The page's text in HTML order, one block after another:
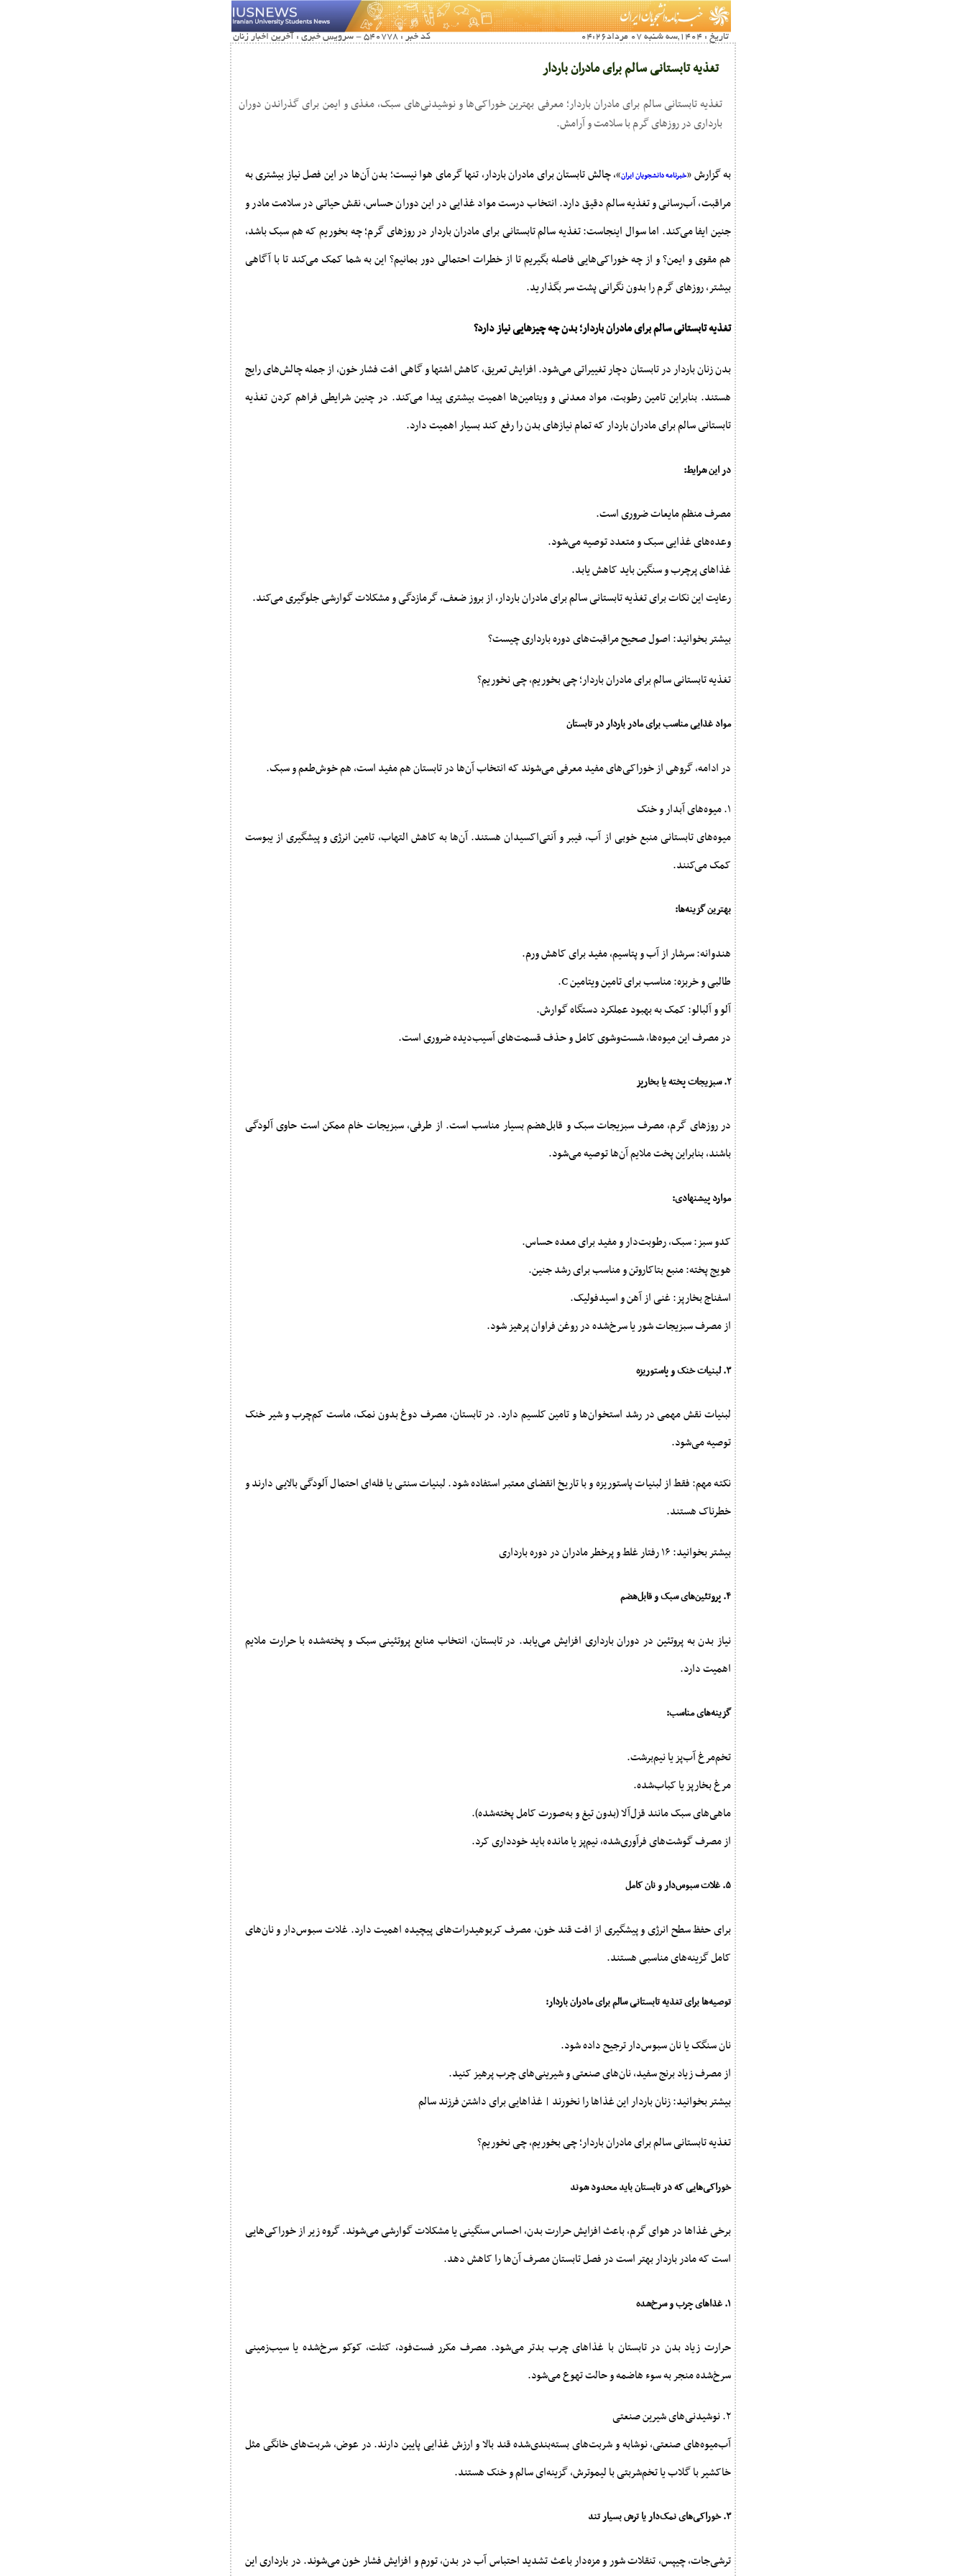
تاریخ : 1404,سه شنبه 07 مرداد04:26 کد خبر : 540778 - سرویس خبری : آخرین اخبار زنان
تغذیه تابستانی سالم برای مادران باردار
تغذیه تابستانی سالم برای مادران باردار؛ معرفی بهترین خوراکی‌ها و نوشیدنی‌های سبک، مغذی و ایمن برای گذراندن دوران
بارداری در روزهای گرم با سلامت و آرامش.
به گزارش «خبرنامه دانشجویان ایران»، چالش تابستان برای مادران باردار، تنها گرمای هوا نیست؛ بدن آن‌ها در این فصل نیاز بیشتری به
مراقبت، آب‌رسانی و تغذیه سالم دقیق دارد. انتخاب درست مواد غذایی در این دوران حساس، نقش حیاتی در سلامت مادر و
جنین ایفا می‌کند. اما سوال اینجاست: تغذیه سالم تابستانی برای مادران باردار در روزهای گرم؛ چه بخوریم که هم سبک باشد،
هم مقوی و ایمن؟ و از چه خوراکی‌هایی فاصله بگیریم تا از خطرات احتمالی دور بمانیم؟ این به شما کمک می‌کند تا با آگاهی
بیشتر، روزهای گرم را بدون نگرانی پشت سر بگذارید.
تغذیه تابستانی سالم برای مادران باردار؛ بدن چه چیزهایی نیاز دارد؟
بدن زنان باردار در تابستان دچار تغییراتی می‌شود. افزایش تعریق، کاهش اشتها و گاهی افت فشار خون، از جمله چالش‌های رایج
هستند. بنابراین تامین رطوبت، مواد معدنی و ویتامین‌ها اهمیت بیشتری پیدا می‌کند. در چنین شرایطی فراهم کردن تغذیه
تابستانی سالم برای مادران باردار که تمام نیازهای بدن را رفع کند بسیار اهمیت دارد.
در این شرایط:
مصرف منظم مایعات ضروری است.
وعده‌های غذایی سبک و متعدد توصیه می‌شود.
غذاهای پرچرب و سنگین باید کاهش یابد.
رعایت این نکات برای تغذیه تابستانی سالم برای مادران باردار، از بروز ضعف، گرمازدگی و مشکلات گوارشی جلوگیری می‌کند.
بیشتر بخوانید: اصول صحیح مراقبت‌های دوره‌ بارداری چیست؟
تغذیه تابستانی سالم برای مادران باردار؛ چی بخوریم، چی نخوریم؟
مواد غذایی مناسب برای مادر باردار در تابستان
در ادامه، گروهی از خوراکی‌های مفید معرفی می‌شوند که انتخاب آن‌ها در تابستان هم مفید است، هم خوش‌طعم و سبک.
۱. میوه‌های آبدار و خنک
میوه‌های تابستانی منبع خوبی از آب، فیبر و آنتی‌اکسیدان هستند. آن‌ها به کاهش التهاب، تامین انرژی و پیشگیری از یبوست
کمک می‌کنند.
بهترین گزینه‌ها:
هندوانه: سرشار از آب و پتاسیم، مفید برای کاهش ورم.
طالبی و خربزه: مناسب برای تامین ویتامین C.
آلو و آلبالو: کمک به بهبود عملکرد دستگاه گوارش.
در مصرف این میوه‌ها، شست‌وشوی کامل و حذف قسمت‌های آسیب‌دیده ضروری است.
۲. سبزیجات پخته یا بخارپز
در روزهای گرم، مصرف سبزیجات سبک و قابل‌هضم بسیار مناسب است. از طرفی، سبزیجات خام ممکن است حاوی آلودگی
باشند، بنابراین پخت ملایم آن‌ها توصیه می‌شود.
موارد پیشنهادی:
کدو سبز: سبک، رطوبت‌دار و مفید برای معده حساس.
هویج پخته: منبع بتاکاروتن و مناسب برای رشد جنین.
اسفناج بخارپز: غنی از آهن و اسیدفولیک.
از مصرف سبزیجات شور یا سرخ‌شده در روغن فراوان پرهیز شود.
۳. لبنیات خنک و پاستوریزه
لبنیات نقش مهمی در رشد استخوان‌ها و تامین کلسیم دارد. در تابستان، مصرف دوغ بدون نمک، ماست کم‌چرب و شیر خنک
توصیه می‌شود.
نکته مهم: فقط از لبنیات پاستوریزه و با تاریخ انقضای معتبر استفاده شود. لبنیات سنتی یا فله‌ای احتمال آلودگی بالایی دارند و
خطرناک هستند.
بیشتر بخوانید: ۱۶ رفتار غلط و پرخطر مادران در دوره بارداری
۴. پروتئین‌های سبک و قابل‌هضم
نیاز بدن به پروتئین در دوران بارداری افزایش می‌یابد. در تابستان، انتخاب منابع پروتئینی سبک و پخته‌شده با حرارت ملایم
اهمیت دارد.
گزینه‌های مناسب:
تخم‌مرغ آب‌پز یا نیم‌برشت.
مرغ بخارپز یا کباب‌شده.
ماهی‌های سبک مانند قزل‌آلا (بدون تیغ و به‌صورت کامل پخته‌شده).
از مصرف گوشت‌های فرآوری‌شده، نیم‌پز یا مانده باید خودداری کرد.
۵. غلات سبوس‌دار و نان کامل
برای حفظ سطح انرژی و پیشگیری از افت قند خون، مصرف کربوهیدرات‌های پیچیده اهمیت دارد. غلات سبوس‌دار و نان‌های
کامل گزینه‌های مناسبی هستند.
توصیه‌ها برای تغذیه تابستانی سالم برای مادران باردار:
نان سنگک یا نان سبوس‌دار ترجیح داده شود.
از مصرف زیاد برنج سفید، نان‌های صنعتی و شیرینی‌های چرب پرهیز کنید.
بیشتر بخوانید: زنان باردار این غذاها را نخورند | غذاهایی برای داشتن فرزند سالم
تغذیه تابستانی سالم برای مادران باردار؛ چی بخوریم، چی نخوریم؟
خوراکی‌هایی که در تابستان باید محدود شوند
برخی غذاها در هوای گرم، باعث افزایش حرارت بدن، احساس سنگینی یا مشکلات گوارشی می‌شوند. گروه زیر از خوراکی‌هایی
است که مادر باردار بهتر است در فصل تابستان مصرف آن‌ها را کاهش دهد.
۱. غذاهای چرب و سرخ‌شده
حرارت زیاد بدن در تابستان با غذاهای چرب بدتر می‌شود. مصرف مکرر فست‌فود، کتلت، کوکو سرخ‌شده یا سیب‌زمینی
سرخ‌شده منجر به سوء هاضمه و حالت تهوع می‌شود.
۲. نوشیدنی‌های شیرین صنعتی
آب‌میوه‌های صنعتی، نوشابه و شربت‌های بسته‌بندی‌شده قند بالا و ارزش غذایی پایین دارند. در عوض، شربت‌های خانگی مثل
خاکشیر با گلاب یا تخم‌شربتی با لیموترش، گزینه‌ای سالم و خنک هستند.
۳. خوراکی‌های نمک‌دار یا ترش بسیار تند
ترشی‌جات، چیپس، تنقلات شور و مزه‌دار باعث تشدید احتباس آب در بدن، تورم و افزایش فشار خون می‌شوند. در بارداری این